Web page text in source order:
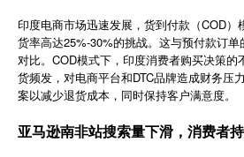
了解我们
印度电商市场迅速发展，货到付款（COD）
货率高达25%-30%的挑战。这与预付款订
对比。COD模式下，印度消费者购买决策的
货频发，对电商平台和DTC品牌造成财务压
案以减少退货成本，同时保持客户满意度。
亚马逊南非站搜索量下滑，消费者